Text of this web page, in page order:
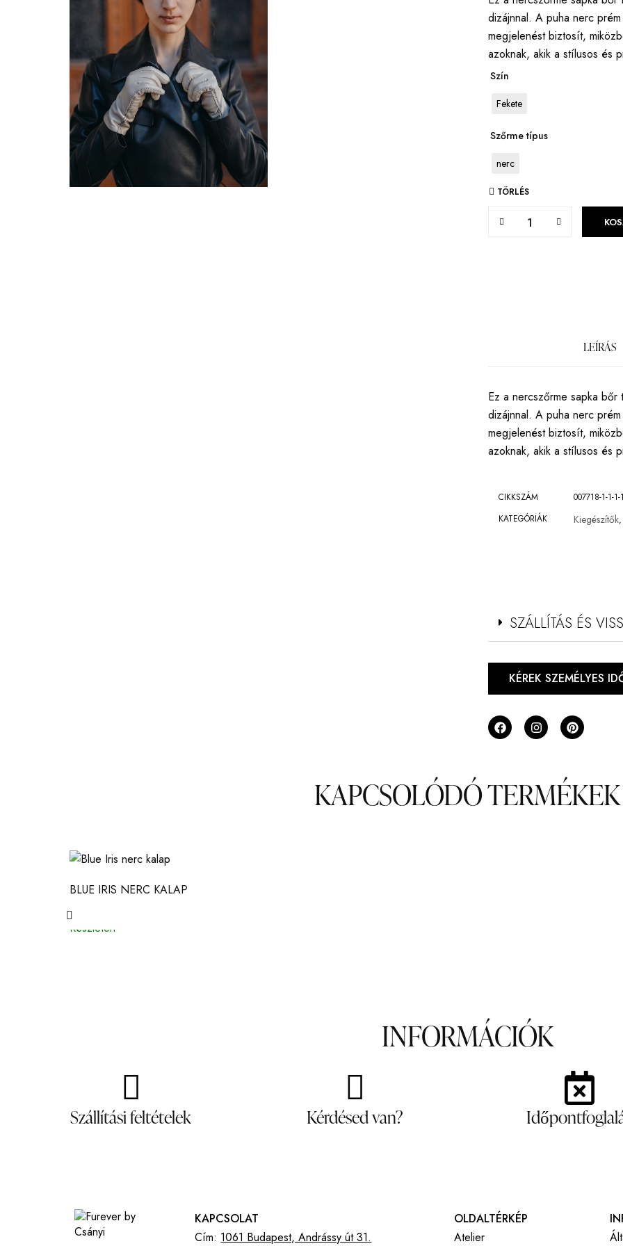
dizájnnal. A puha nerc
megjelenést biztosít,
azoknak, akik a stílusos és
Szín
Fekete
Szőrme típus
nerc
TÖRLÉS
LEÍRÁS
Ez a nercszőrme sapka bőr
dizájnnal. A puha nerc
megjelenést biztosít,
azoknak, akik a stílusos és
CIKKSZÁM
007718-1-1-1-
KATEGÓRIÁK
Kiegészítők,
SZÁLLÍTÁS ÉS
KÉREK SZEMÉLYES
KAPCSOLÓDÓ TERMÉKEK
BLUE IRIS NERC KALAP
66 000
Készleten
INFORMÁCIÓK
Szállítási feltételek Kérdésed van?
KAPCSOLAT
Cím: 1061 Budapest, Andrássy út 31.
OLDALTÉRKÉP
Atelier